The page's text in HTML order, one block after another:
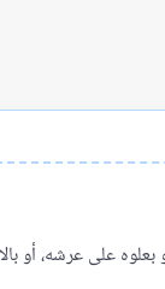
على عرشه، أو